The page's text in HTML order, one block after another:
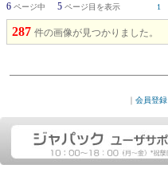
6 ページ中 5 ページ目を表示 1
287 件の画像が見つかりました。
会員登録